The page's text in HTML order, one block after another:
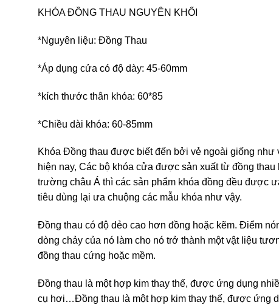
KHÓA ĐỒNG THAU NGUYÊN KHỐI
*Nguyên liệu: Đồng Thau
*Áp dụng cửa có độ dày: 45-60mm
*kích thước thân khóa: 60*85
*Chiều dài khóa: 60-85mm
Khóa Đồng thau được biết đến bởi vẻ ngoài giống như
hiện nay, Các bộ khóa cửa được sản xuất từ đồng
trường châu Á thì các sản phẩm khóa đồng đều được
tiêu dùng lại ưa chuộng các mẫu khóa như vậy.
Đồng thau có độ dẻo cao hơn đồng hoặc kẽm. Điểm
dòng chảy của nó làm cho nó trở thành một vật liệu
đồng thau cứng hoặc mềm.
Đồng thau là một hợp kim thay thế, được ứng dụng
cụ hơi…Đồng thau là một hợp kim thay thế, được ứng